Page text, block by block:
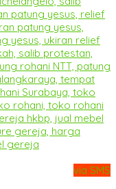
via SMS